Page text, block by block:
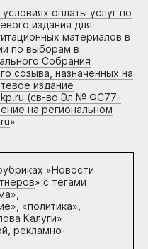
оплаты услуг по
издания для
материалов в
по выборам в
Собрания
созыва, назначенных на
издание
(св-во Эл № ФС77-
на региональном
»
«Новости
» с тегами
«политика»,
Калуги»
рекламно-